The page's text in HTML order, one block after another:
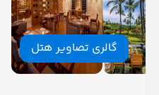
گالری تصاویر هتل